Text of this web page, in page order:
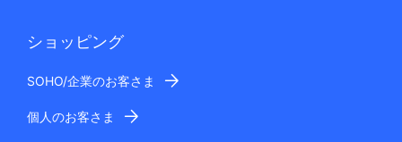
ショッピング
SOHO/企業のお客さま
個人のお客さま